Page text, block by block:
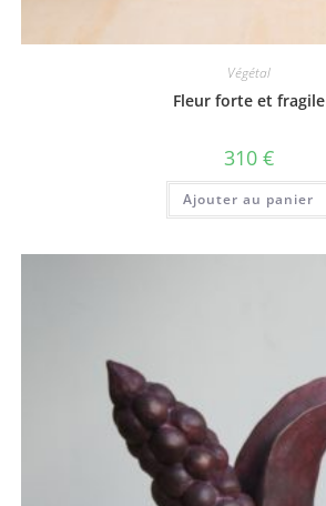
Végétal
Fleur forte et fragile
310 €
Ajouter au panier